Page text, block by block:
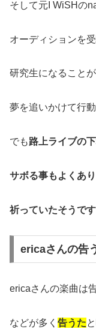
そして元I WiSHの
オーディションを
研究生になること
夢を追いかけて行
でも路上ライブの
サボる事もよくあ
祈っていたそうです
ericaさんの告
ericaさんの楽曲は
などが多く 告うた